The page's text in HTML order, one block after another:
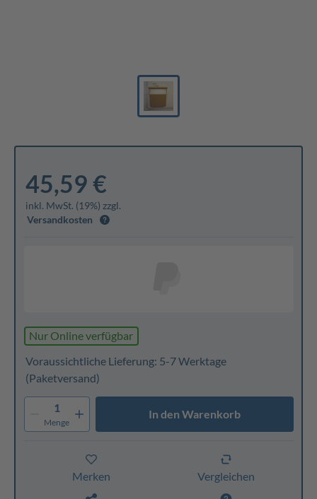
45,59 €
inkl. MwSt. (19%) zzgl.
Versandkosten
Nur Online verfügbar
Voraussichtliche Lieferung: 5-7 Werktage
(Paketversand)
1
Menge
In den Warenkorb
Merken Vergleichen